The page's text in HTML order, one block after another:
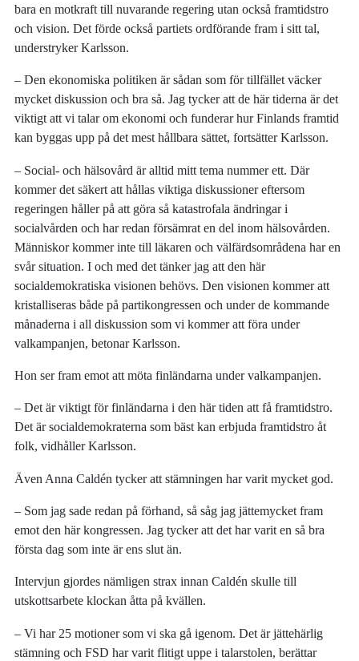
bara en motkraft till nuvarande regering utan också framtidstro
och vision. Det förde också partiets ordförande fram i sitt tal,
understryker Karlsson.
– Den ekonomiska politiken är sådan som för tillfället väcker
mycket diskussion och bra så. Jag tycker att de här tiderna är det
viktigt att vi talar om ekonomi och funderar hur Finlands framtid
kan byggas upp på det mest hållbara sättet, fortsätter Karlsson.
– Social- och hälsovård är alltid mitt tema nummer ett. Där
kommer det säkert att hållas viktiga diskussioner eftersom
regeringen håller på att göra så katastrofala ändringar i
socialvården och har redan försämrat en del inom hälsovården.
Människor kommer inte till läkaren och välfärdsområdena har en
svår situation. I och med det tänker jag att den här
socialdemokratiska visionen behövs. Den visionen kommer att
kristalliseras både på partikongressen och under de kommande
månaderna i all diskussion som vi kommer att föra under
valkampanjen, betonar Karlsson.
Hon ser fram emot att möta finländarna under valkampanjen.
– Det är viktigt för finländarna i den här tiden att få framtidstro.
Det är socialdemokraterna som bäst kan erbjuda framtidstro åt
folk, vidhåller Karlsson.
Även Anna Caldén tycker att stämningen har varit mycket god.
– Som jag sade redan på förhand, så såg jag jättemycket fram
emot den här kongressen. Jag tycker att det har varit en så bra
första dag som inte är ens slut än.
Intervjun gjordes nämligen strax innan Caldén skulle till
utskottsarbete klockan åtta på kvällen.
– Vi har 25 motioner som vi ska gå igenom. Det är jättehärlig
stämning och FSD har varit flitigt uppe i talarstolen, berättar